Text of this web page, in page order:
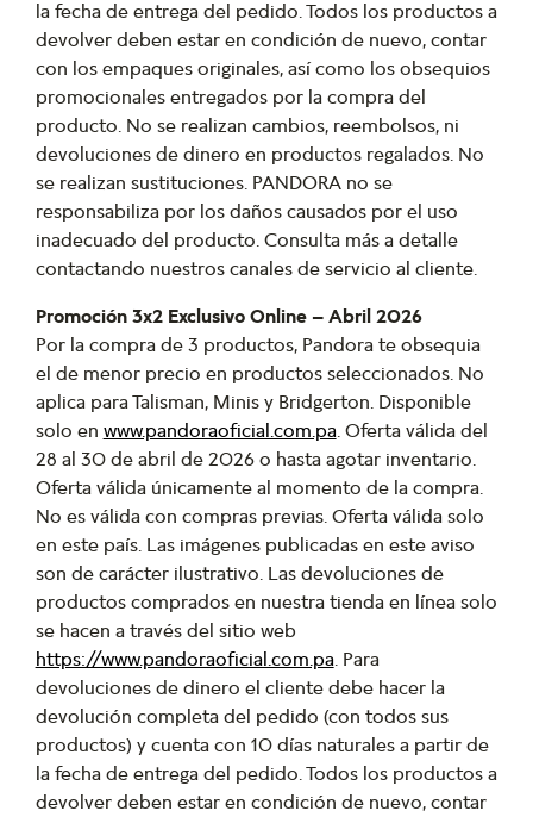
la fecha de entrega del pedido. Todos los productos a
devolver deben estar en condición de nuevo, contar
con los empaques originales, así como los obsequios
promocionales entregados por la compra del
producto. No se realizan cambios, reembolsos, ni
devoluciones de dinero en productos regalados. No
se realizan sustituciones. PANDORA no se
responsabiliza por los daños causados por el uso
inadecuado del producto. Consulta más a detalle
contactando nuestros canales de servicio al cliente.
Promoción 3x2 Exclusivo Online – Abril 2026
Por la compra de 3 productos, Pandora te obsequia
el de menor precio en productos seleccionados. No
aplica para Talisman, Minis y Bridgerton. Disponible
solo en www.pandoraoficial.com.pa. Oferta válida del
28 al 30 de abril de 2026 o hasta agotar inventario.
Oferta válida únicamente al momento de la compra.
No es válida con compras previas. Oferta válida solo
en este país. Las imágenes publicadas en este aviso
son de carácter ilustrativo. Las devoluciones de
productos comprados en nuestra tienda en línea solo
se hacen a través del sitio web
https://www.pandoraoficial.com.pa. Para
devoluciones de dinero el cliente debe hacer la
devolución completa del pedido (con todos sus
productos) y cuenta con 10 días naturales a partir de
la fecha de entrega del pedido. Todos los productos a
devolver deben estar en condición de nuevo, contar